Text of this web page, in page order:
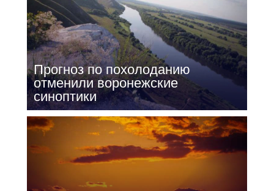
Прогноз по похолоданию
отменили воронежские
синоптики